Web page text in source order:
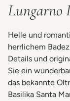
Lungarno
Helle und
herrlichem
Details und
Sie ein
das bekannte
Basilika Santa